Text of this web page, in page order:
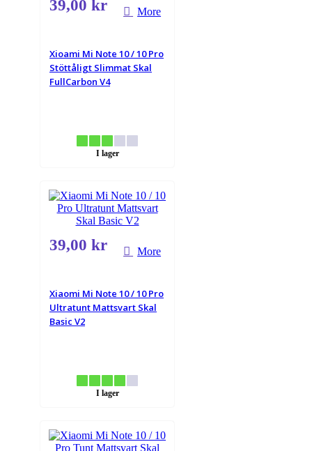
39,00 kr More
Xioami Mi Note 10 / 10 Pro
Stöttåligt Slimmat Skal
FullCarbon V4
I lager
39,00 kr More
Xiaomi Mi Note 10 / 10 Pro
Ultratunt Mattsvart Skal
Basic V2
I lager